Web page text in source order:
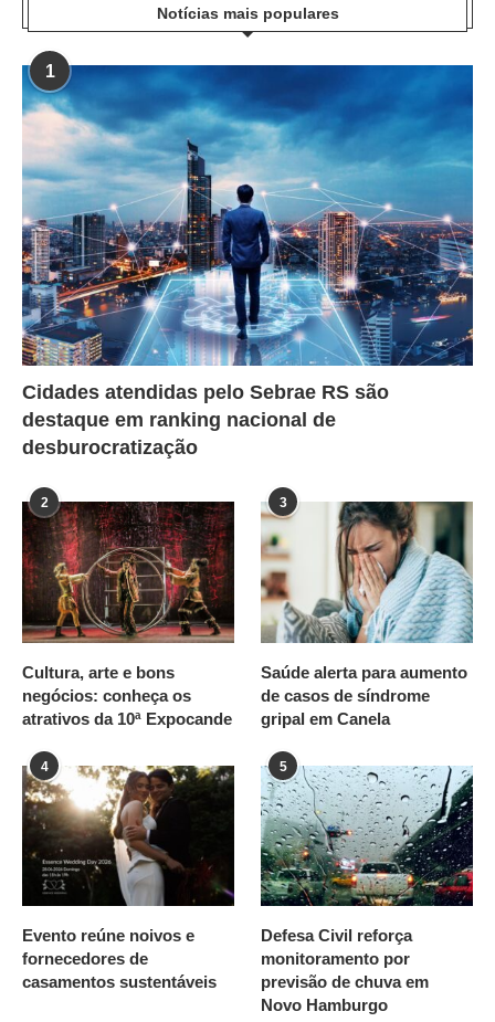
Notícias mais populares
1
Cidades atendidas pelo Sebrae RS são
destaque em ranking nacional de
desburocratização
2
Cultura, arte e bons
negócios: conheça os
atrativos da 10ª Expocande
3
Saúde alerta para aumento
de casos de síndrome
gripal em Canela
4
Evento reúne noivos e
fornecedores de
casamentos sustentáveis
5
Defesa Civil reforça
monitoramento por
previsão de chuva em
Novo Hamburgo